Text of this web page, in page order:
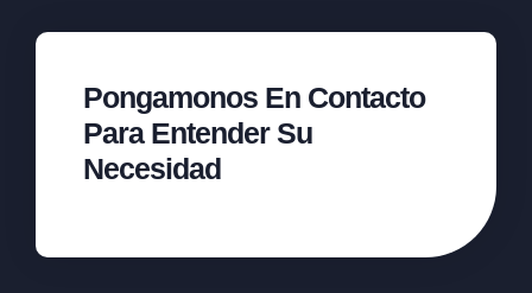
Pongamonos En Contacto
Para Entender Su
Necesidad